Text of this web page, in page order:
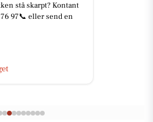
stå skarpt? Kontant
76 97📞 eller send en